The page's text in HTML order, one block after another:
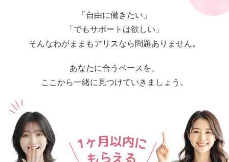
「自由に働きたい」
「でもサポートは欲しい」
そんなわがままもアリスなら問題ありません。
あなたに合うペースを、
ここから一緒に見つけていきましょう。